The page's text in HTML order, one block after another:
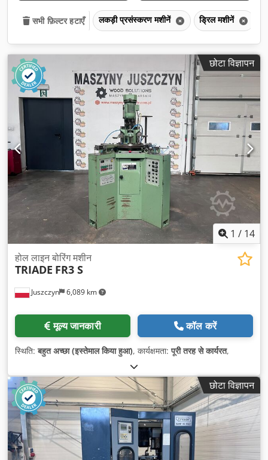
सभी फ़िल्टर हटाएँ लकड़ी प्रसंस्करण मशीनें ड्रिल मशीनें
छोटा विज्ञापन
1 / 14
Juszczyn 6,089 km
होल लाइन बोरिंग मशीन
TRIADE FR3 S
मूल्य जानकारी कॉल करें
स्थिति:बहुत अच्छा (इस्तेमाल किया हुआ), कार्यक्षमता:पूरी तरह से कार्यरत,
छोटा विज्ञापन